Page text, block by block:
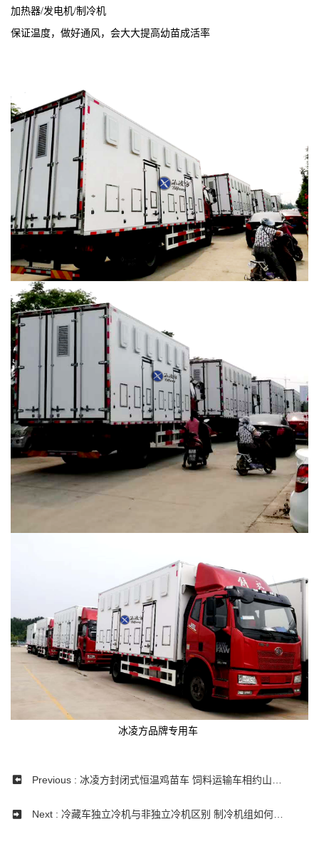
加热器/发电机/制冷机
保证温度，做好通风，会大大提高幼苗成活率
冰凌方品牌专用车
Previous : 冰凌方封闭式恒温鸡苗车 饲料运输车相约山东
畜牧展览
Next : 冷藏车独立冷机与非独立冷机区别 制冷机组如何选